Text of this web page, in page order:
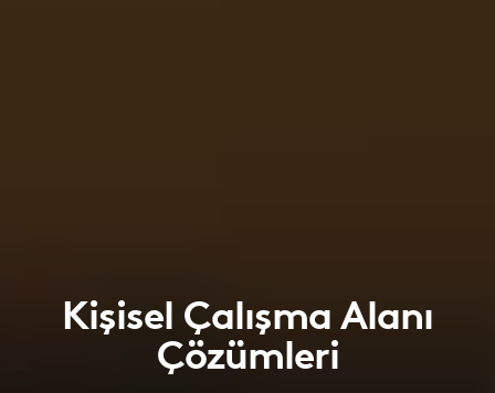
Kişisel Çalışma Alanı
Çözümleri